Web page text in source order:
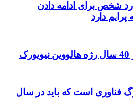
143 میلیارد شخص برای ادامه دادن
پرایم دارد
بزرگ فناوری است که باید در سال